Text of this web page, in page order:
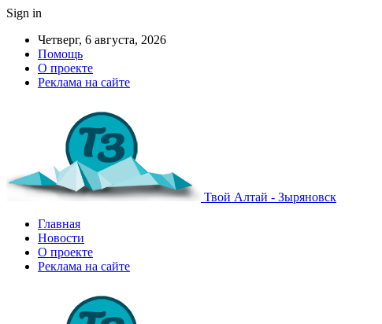
Sign in
Четверг, 6 августа, 2026
Помощь
О проекте
Реклама на сайте
Твой Алтай - Зыряновск
Главная
Новости
О проекте
Реклама на сайте